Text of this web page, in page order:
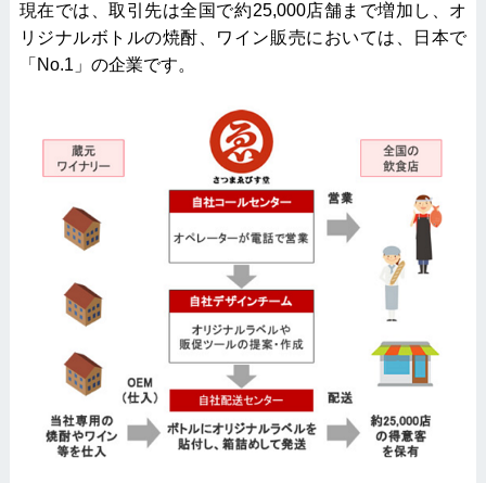
現在では、取引先は全国で約25,000店舗まで増加し、オ
リジナルボトルの焼酎、ワイン販売においては、日本で
「No.1」の企業です。